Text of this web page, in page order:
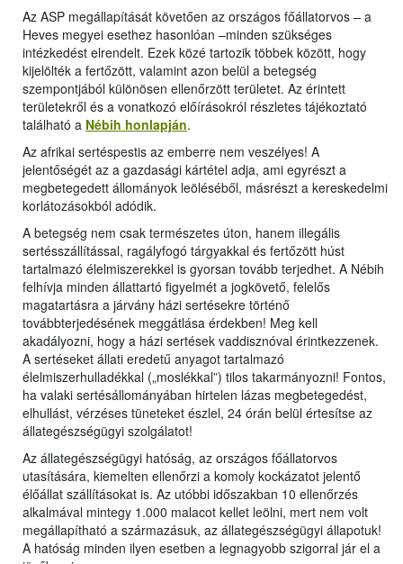
Az ASP megállapítását követően az országos főállatorvos – a
Heves megyei esethez hasonlóan –minden szükséges
intézkedést elrendelt. Ezek közé tartozik többek között, hogy
kijelölték a fertőzött, valamint azon belül a betegség
szempontjából különösen ellenőrzött területet. Az érintett
területekről és a vonatkozó előírásokról részletes tájékoztató
található a Nébih honlapján.
Az afrikai sertéspestis az emberre nem veszélyes! A
jelentőségét az a gazdasági kártétel adja, ami egyrészt a
megbetegedett állományok leöléséből, másrészt a kereskedelmi
korlátozásokból adódik.
A betegség nem csak természetes úton, hanem illegális
sertésszállítással, ragályfogó tárgyakkal és fertőzött húst
tartalmazó élelmiszerekkel is gyorsan tovább terjedhet. A Nébih
felhívja minden állattartó figyelmét a jogkövető, felelős
magatartásra a járvány házi sertésekre történő
továbbterjedésének meggátlása érdekben! Meg kell
akadályozni, hogy a házi sertések vaddisznóval érintkezzenek.
A sertéseket állati eredetű anyagot tartalmazó
élelmiszerhulladékkal („moslékkal”) tilos takarmányozni! Fontos,
ha valaki sertésállományában hirtelen lázas megbetegedést,
elhullást, vérzéses tüneteket észlel, 24 órán belül értesítse az
állategészségügyi szolgálatot!
Az állategészségügyi hatóság, az országos főállatorvos
utasítására, kiemelten ellenőrzi a komoly kockázatot jelentő
élőállat szállításokat is. Az utóbbi időszakban 10 ellenőrzés
alkalmával mintegy 1.000 malacot kellet leölni, mert nem volt
megállapítható a származásuk, az állategészségügyi állapotuk!
A hatóság minden ilyen esetben a legnagyobb szigorral jár el a